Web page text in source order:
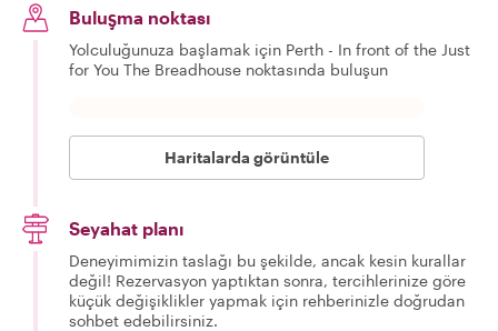
Buluşma noktası
Yolculuğunuza başlamak için Perth - In front of the Just
for You The Breadhouse noktasında buluşun
Haritalarda görüntüle
Seyahat planı
Deneyimimizin taslağı bu şekilde, ancak kesin kurallar
değil! Rezervasyon yaptıktan sonra, tercihlerinize göre
küçük değişiklikler yapmak için rehberinizle doğrudan
sohbet edebilirsiniz.